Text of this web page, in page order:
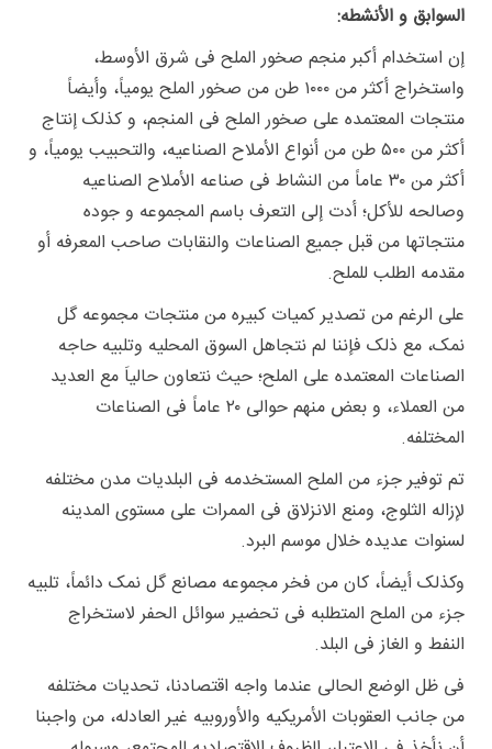
السوابق و الأنشطه:
إن استخدام أکبر منجم صخور الملح فی شرق الأوسط،
واستخراج أکثر من ۱۰۰۰ طن من صخور الملح یومیاً، وأیضاً
منتجات المعتمده على صخور الملح فی المنجم، و کذلک إنتاج
أکثر من ۵۰۰ طن من أنواع الأملاح الصناعیه، والتحبیب یومیاً، و
أکثر من ۳۰ عاماً من النشاط فی صناعه الأملاح الصناعیه
وصالحه للأکل؛ أدت إلى التعرف باسم المجموعه و جوده
منتجاتها من قبل جمیع الصناعات والنقابات صاحب المعرفه أو
مقدمه الطلب للملح.
على الرغم من تصدیر کمیات کبیره من منتجات مجموعه گل
نمک، مع ذلک فإننا لم نتجاهل السوق المحلیه وتلبیه حاجه
الصناعات المعتمده على الملح؛ حیث نتعاون حالیاَ مع العدید
من العملاء، و بعض منهم حوالی ۲۰ عاماً فی الصناعات
المختلفه.
تم توفیر جزء من الملح المستخدمه فی البلدیات مدن مختلفه
لإزاله الثلوج، ومنع الانزلاق فی الممرات على مستوى المدینه
لسنوات عدیده خلال موسم البرد.
وکذلک أیضاً، کان من فخر مجموعه مصانع گل نمک دائماً، تلبیه
جزء من الملح المتطلبه فی تحضیر سوائل الحفر لاستخراج
النفط و الغاز فی البلد.
فی ظل الوضع الحالی عندما واجه اقتصادنا، تحدیات مختلفه
من جانب العقوبات الأمریکیه والأوروبیه غیر العادله، من واجبنا